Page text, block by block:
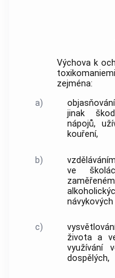
Výchova k
zejména:
a)
jinak
nápojů,
kouření,
b)
ve
c)
života a
využívání
dospělých,